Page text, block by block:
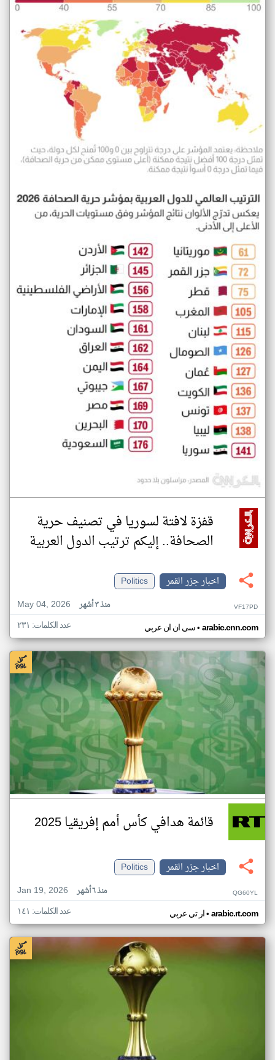
قفزة لافتة لسوريا في تصنيف حرية
الصحافة.. إليكم ترتيب الدول العربية
اخبار جزر القمر
Politics
May 04, 2026
منذ ٣ أشهر VF17PD
سي ان ان عربي• arabic.cnn.com عدد الكلمات: ٢٣١
قائمة هدافي كأس أمم إفريقيا 2025
اخبار جزر القمر
Politics
Jan 19, 2026
منذ ٦ أشهر QG60YL
ار تي عربي• arabic.rt.com عدد الكلمات: ١٤١